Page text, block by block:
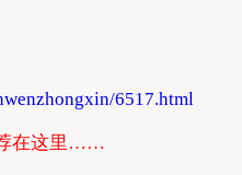
6517.html
在这里……